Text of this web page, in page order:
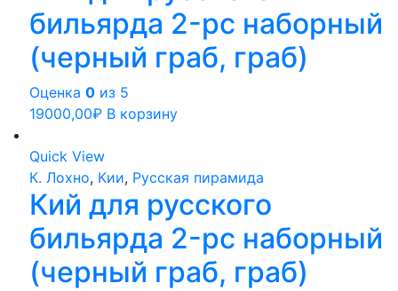
бильярда 2-pc наборный
(черный граб, граб)
Оценка 0из 5
19000,00₽ В корзину
Quick View
К. Лохно, Кии, Русская пирамида
Кий для русского
бильярда 2-pc наборный
(черный граб, граб)